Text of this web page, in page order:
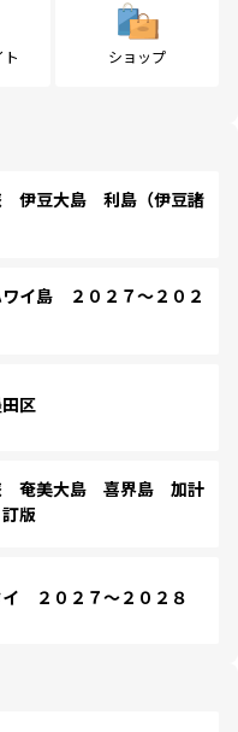
ショップ
伊豆大島 利島（伊豆諸
イ島 ２０２７～２０２
区
奄美大島 喜界島 加計
版
２０２７～２０２８